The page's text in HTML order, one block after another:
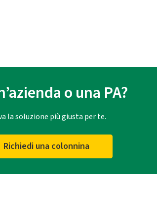
o una PA?
la soluzione più giusta per te.
Richiedi una colonnina